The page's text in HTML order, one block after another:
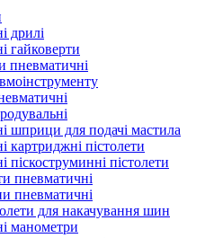
дрилі
гайковерти
пневматичні
шприци для подачі мастила
картриджні пістолети
піскоструминні пістолети
пневматичні
пневматичні
для накачування шин
манометри